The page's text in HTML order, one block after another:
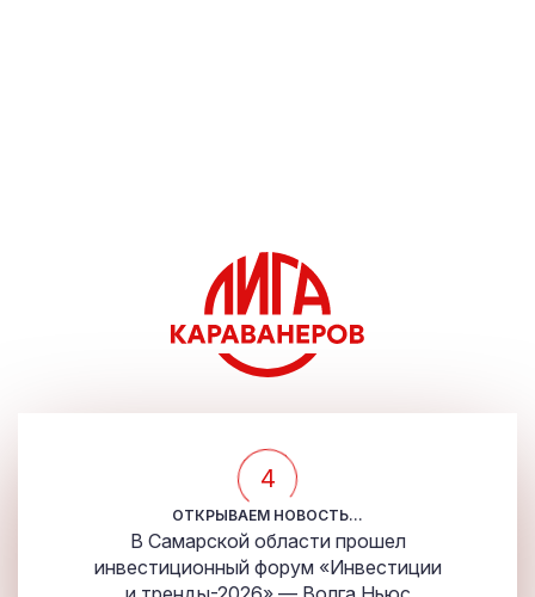
4
ОТКРЫВАЕМ НОВОСТЬ...
В Самарской области прошел
инвестиционный форум «Инвестиции